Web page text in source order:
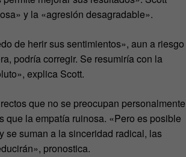
y la «agresión desagradable».
de herir sus sentimientos», aun a riesgo
podría corregir. Se resumiría con la
explica Scott.
que no se preocupan personalmente
que la empatía ruinosa. «Pero es posible
se suman a la sinceridad radical, las
pronostica.